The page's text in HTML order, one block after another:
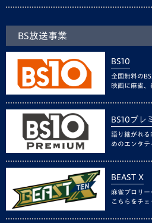
BS放送事業
BS10
全国無料の
映画に麻雀、
BS10プレ
語り継がれる
めのエンタ
BEAST X
麻雀プロリ
こちらをチェ